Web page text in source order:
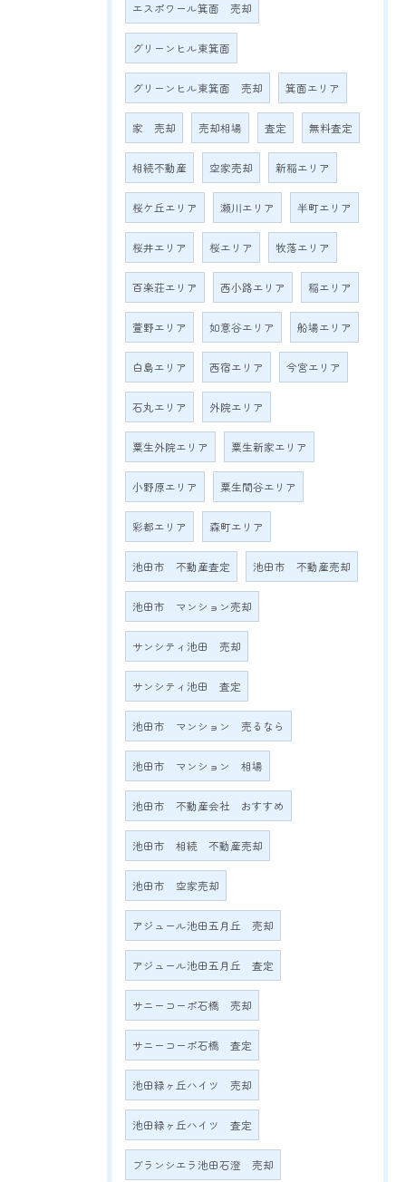
エスポワール箕面 売却
グリーンヒル東箕面
グリーンヒル東箕面 売却 箕面エリア
家 売却 売却相場 査定 無料査定
相続不動産 空家売却 新稲エリア
桜ケ丘エリア 瀬川エリア 半町エリア
桜井エリア 桜エリア 牧落エリア
百楽荘エリア 西小路エリア 稲エリア
萱野エリア 如意谷エリア 船場エリア
白島エリア 西宿エリア 今宮エリア
石丸エリア 外院エリア
粟生外院エリア 粟生新家エリア
小野原エリア 粟生間谷エリア
彩都エリア 森町エリア
池田市 不動産査定 池田市 不動産売却
池田市 マンション売却
サンシティ池田 売却
サンシティ池田 査定
池田市 マンション 売るなら
池田市 マンション 相場
池田市 不動産会社 おすすめ
池田市 相続 不動産売却
池田市 空家売却
アジュール池田五月丘 売却
アジュール池田五月丘 査定
サニーコーポ石橋 売却
サニーコーポ石橋 査定
池田緑ヶ丘ハイツ 売却
池田緑ヶ丘ハイツ 査定
ブランシエラ池田石澄 売却